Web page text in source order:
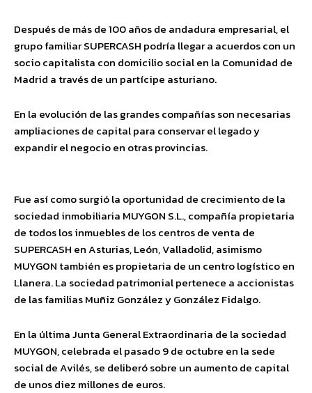
Después de más de 100 años de andadura empresarial, el
grupo familiar SUPERCASH podría llegar a acuerdos con un
socio capitalista con domicilio social en la Comunidad de
Madrid a través de un partícipe asturiano.
En la evolución de las grandes compañías son necesarias
ampliaciones de capital para conservar el legado y
expandir el negocio en otras provincias.
Fue así como surgió la oportunidad de crecimiento de la
sociedad inmobiliaria MUYGON S.L., compañía propietaria
de todos los inmuebles de los centros de venta de
SUPERCASH en Asturias, León, Valladolid, asimismo
MUYGON también es propietaria de un centro logístico en
Llanera. La sociedad patrimonial pertenece a accionistas
de las familias Muñiz González y González Fidalgo.
En la última Junta General Extraordinaria de la sociedad
MUYGON, celebrada el pasado 9 de octubre en la sede
social de Avilés, se deliberó sobre un aumento de capital
de unos diez millones de euros.